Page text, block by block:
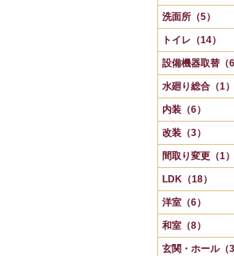
洗面所（5）
トイレ（14）
設備機器取替（6
水廻り総合（1）
内装（6）
改装（3）
間取り変更（1）
LDK（18）
洋室（6）
和室（8）
玄関・ホール（